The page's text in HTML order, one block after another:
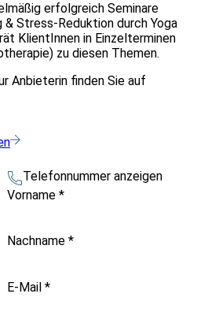
erfolgreich Seminare
& Stress-Reduktion durch Yoga
KlientInnen in Einzelterminen
zu diesen Themen.
Anbieterin finden Sie auf
Telefonnummer anzeigen
Vorname *
Nachname *
E-Mail *